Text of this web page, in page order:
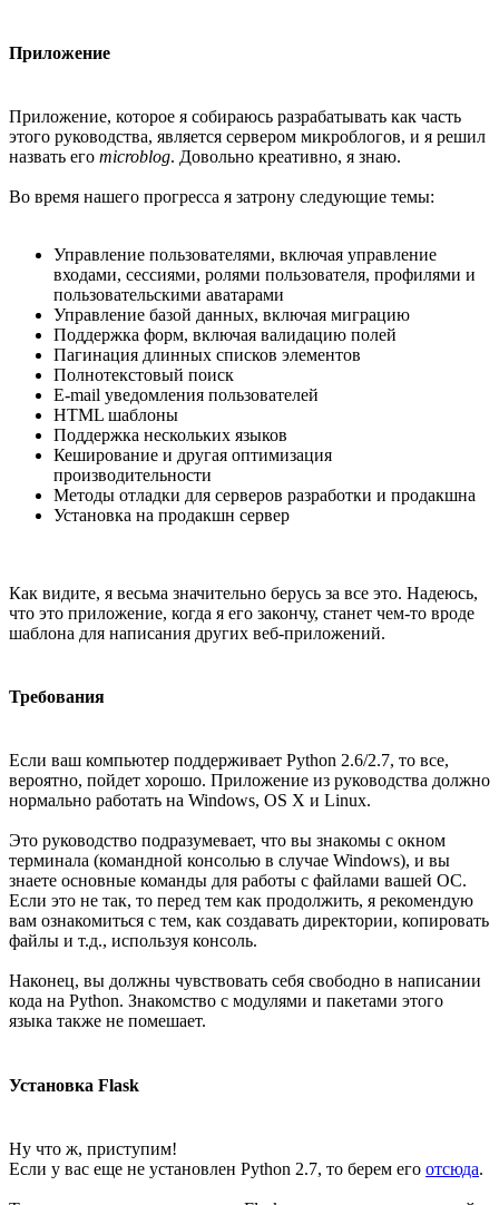
Приложение
Приложение, которое я собираюсь разрабатывать как часть
этого руководства, является сервером микроблогов, и я решил
назвать его microblog. Довольно креативно, я знаю.
Во время нашего прогресса я затрону следующие темы:
Управление пользователями, включая управление
входами, сессиями, ролями пользователя, профилями и
пользовательскими аватарами
Управление базой данных, включая миграцию
Поддержка форм, включая валидацию полей
Пагинация длинных списков элементов
Полнотекстовый поиск
E-mail уведомления пользователей
HTML шаблоны
Поддержка нескольких языков
Кеширование и другая оптимизация
производительности
Методы отладки для серверов разработки и продакшна
Установка на продакшн сервер
Как видите, я весьма значительно берусь за все это. Надеюсь,
что это приложение, когда я его закончу, станет чем-то вроде
шаблона для написания других веб-приложений.
Требования
Если ваш компьютер поддерживает Python 2.6/2.7, то все,
вероятно, пойдет хорошо. Приложение из руководства должно
нормально работать на Windows, OS X и Linux.
Это руководство подразумевает, что вы знакомы с окном
терминала (командной консолью в случае Windows), и вы
знаете основные команды для работы с файлами вашей ОС.
Если это не так, то перед тем как продолжить, я рекомендую
вам ознакомиться с тем, как создавать директории, копировать
файлы и т.д., используя консоль.
Наконец, вы должны чувствовать себя свободно в написании
кода на Python. Знакомство с модулями и пакетами этого
языка также не помешает.
Установка Flask
Ну что ж, приступим!
Если у вас еще не установлен Python 2.7, то берем его отсюда.